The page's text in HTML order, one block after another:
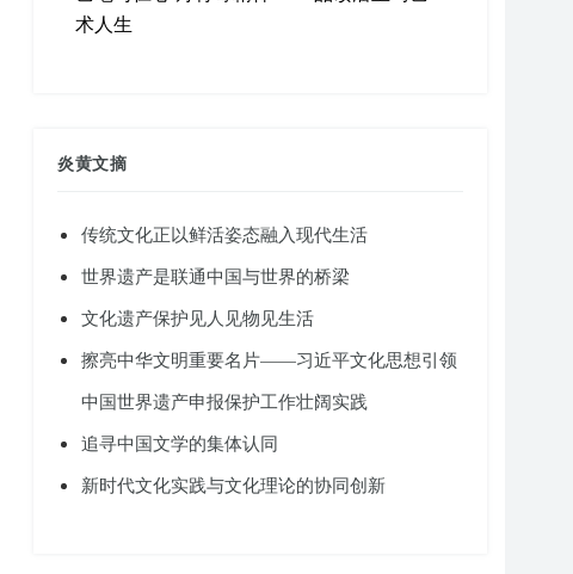
术人生
炎黄文摘
传统文化正以鲜活姿态融入现代生活
世界遗产是联通中国与世界的桥梁
文化遗产保护见人见物见生活
擦亮中华文明重要名片——习近平文化思想引领
中国世界遗产申报保护工作壮阔实践
追寻中国文学的集体认同
新时代文化实践与文化理论的协同创新